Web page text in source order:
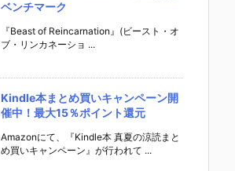
ベンチマーク
『Beast of Reincarnation』(ビースト・オ
ブ・リンカネーショ ...
Kindle本まとめ買いキャンペーン開
催中！最大15％ポイント還元
Amazonにて、『Kindle本 真夏の涼読まと
め買いキャンペーン』が行われて ...